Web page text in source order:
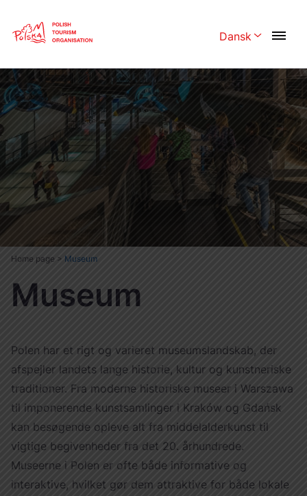
Dansk
Polski English
Česká 中国
Dansk Deutschland
Español Français
Italiano Magyar
Nederlands
Português
Suomi
Україна
Zamknij
Home page > Museum
Museum
Polen har et rigt og varieret museumslandskab, der
afspejler landets lange historie, kultur og kunstneriske
traditioner. Fra moderne historiske museer i Warszawa
til imponerende kunstsamlinger i Kraków og Gdańsk
kan besøgende opleve alt fra middelalderkunst til
vigtige begivenheder fra det 20. århundrede.
Museerne i Polen er ofte både informative og
interaktive, hvilket gør dem attraktive for både lokale